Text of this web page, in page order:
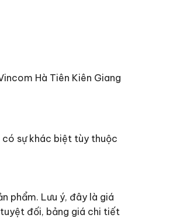
Hà Tiên Kiên Giang
có sự khác biệt tùy thuộc
phẩm. Lưu ý, đây là giá
đối, bảng giá chi tiết